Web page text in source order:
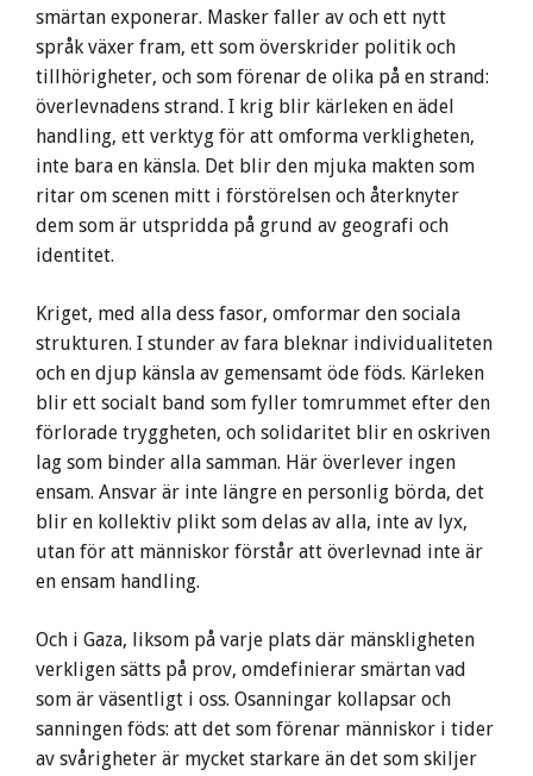
smärtan exponerar. Masker faller av och ett nytt
språk växer fram, ett som överskrider politik och
tillhörigheter, och som förenar de olika på en strand:
överlevnadens strand. I krig blir kärleken en ädel
handling, ett verktyg för att omforma verkligheten,
inte bara en känsla. Det blir den mjuka makten som
ritar om scenen mitt i förstörelsen och återknyter
dem som är utspridda på grund av geografi och
identitet.
Kriget, med alla dess fasor, omformar den sociala
strukturen. I stunder av fara bleknar individualiteten
och en djup känsla av gemensamt öde föds. Kärleken
blir ett socialt band som fyller tomrummet efter den
förlorade tryggheten, och solidaritet blir en oskriven
lag som binder alla samman. Här överlever ingen
ensam. Ansvar är inte längre en personlig börda, det
blir en kollektiv plikt som delas av alla, inte av lyx,
utan för att människor förstår att överlevnad inte är
en ensam handling.
Och i Gaza, liksom på varje plats där mänskligheten
verkligen sätts på prov, omdefinierar smärtan vad
som är väsentligt i oss. Osanningar kollapsar och
sanningen föds: att det som förenar människor i tider
av svårigheter är mycket starkare än det som skiljer